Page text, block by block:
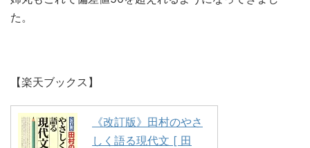
た。
【楽天ブックス】
《改訂版》田村のやさ
しく語る現代文 [ 田